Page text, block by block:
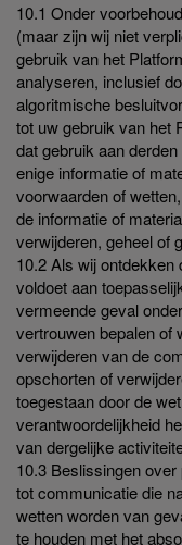
10.1 Onder
(maar zijn wij niet
gebruik van het
analyseren, inclusief
algoritmische
tot uw gebruik van het
dat gebruik aan
enige informatie of
voorwaarden of
de informatie of
verwijderen, geheel of
10.2 Als wij ontdekken
voldoet aan
vermeende geval
vertrouwen bepalen of
verwijderen van de
opschorten of
toegestaan door de
verantwoordelijkheid
van dergelijke
10.3 Beslissingen
tot communicatie die
wetten worden van
te houden met het